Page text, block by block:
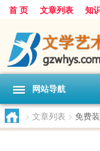
首 页 文章列表 知
网站导航
> 文章列表 > 免费